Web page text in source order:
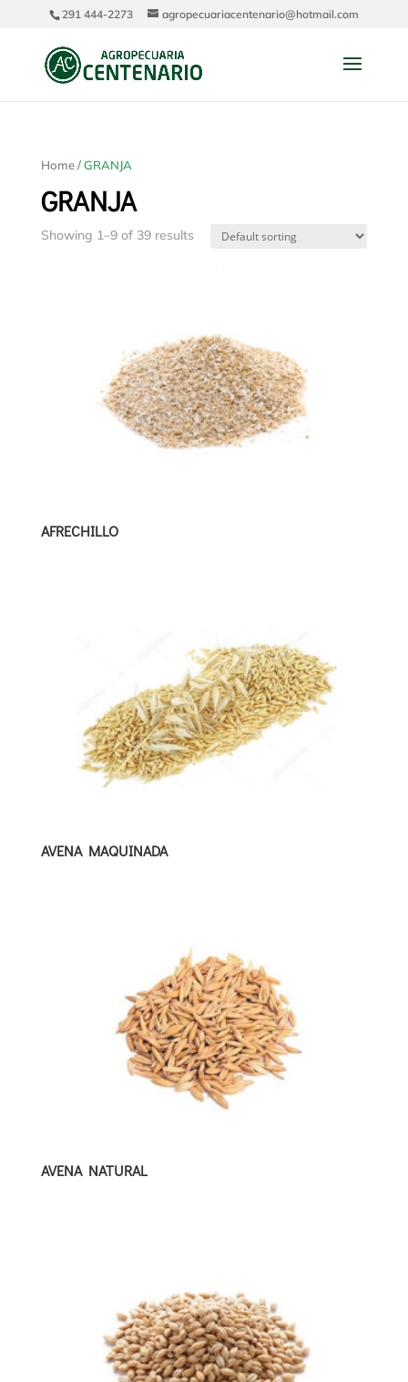
291 444-2273 agropecuariacentenario@hotmail.com
Home/ GRANJA
GRANJA
Showing 1–9 of 39 results
AFRECHILLO
AVENA MAQUINADA
AVENA NATURAL